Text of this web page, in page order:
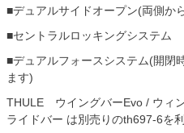
■デュアルサイドオープン(両側か
■セントラルロッキングシステム
■デュアルフォースシステム(開閉
ます)
THULE ウイングバーEvo / ウィ
ライドバー は別売りのth697-6を